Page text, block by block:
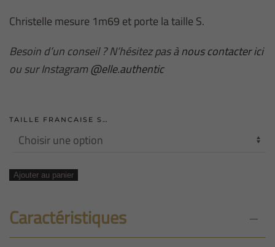
Christelle mesure 1m69 et porte la taille S.
Besoin d’un conseil ? N’hésitez pas ànous contacter ici
ou sur Instagram@elle.authentic
TAILLE FRANCAISE S…
quantité
PANTALON
HABILLÉ
Ajouter au panier
Caractéristiques